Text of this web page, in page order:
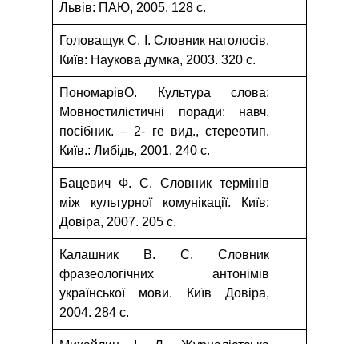
Львів: ПАЮ, 2005. 128 с.
Головащук С. І. Словник наголосів.
Київ: Наукова думка, 2003. 320 с.
ПономарівО. Культура слова:
Мовностилістичні поради: навч.
посібник. – 2- ге вид., стереотип.
Київ.: Либідь, 2001. 240 с.
Бацевич Ф. С. Словник термінів
між культурної комунікації. Київ:
Довіра, 2007. 205 с.
Калашник В. С. Словник
фразеологічних антонімів
української мови. Київ Довіра,
2004. 284 с.